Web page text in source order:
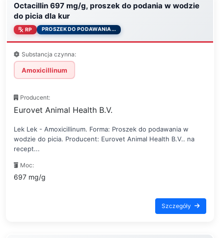
Octacillin 697 mg/g, proszek do podania w wodzie
do picia dla kur
RP PROSZEK DO PODAWANIA...
Substancja czynna:
Amoxicillinum
Producent:
Eurovet Animal Health B.V.
Lek Lek - Amoxicillinum. Forma: Proszek do podawania w
wodzie do picia. Producent: Eurovet Animal Health B.V.. na
recept...
Moc:
697 mg/g
Szczegóły